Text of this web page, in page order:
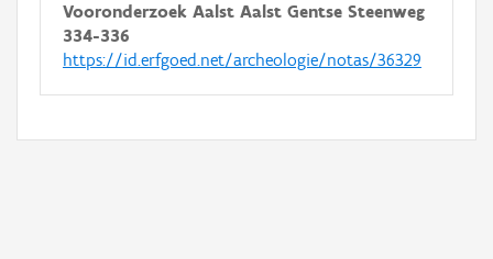
Vooronderzoek Aalst Aalst Gentse Steenweg
334-336
https://id.erfgoed.net/archeologie/notas/36329